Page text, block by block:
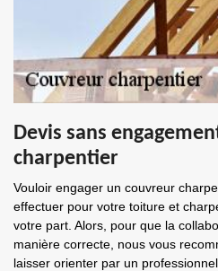
Devis sans
charpentier
Vouloir engager un couvreur
effectuer pour votre toiture et
votre part. Alors, pour que la
manière correcte, nous vous
laisser orienter par un